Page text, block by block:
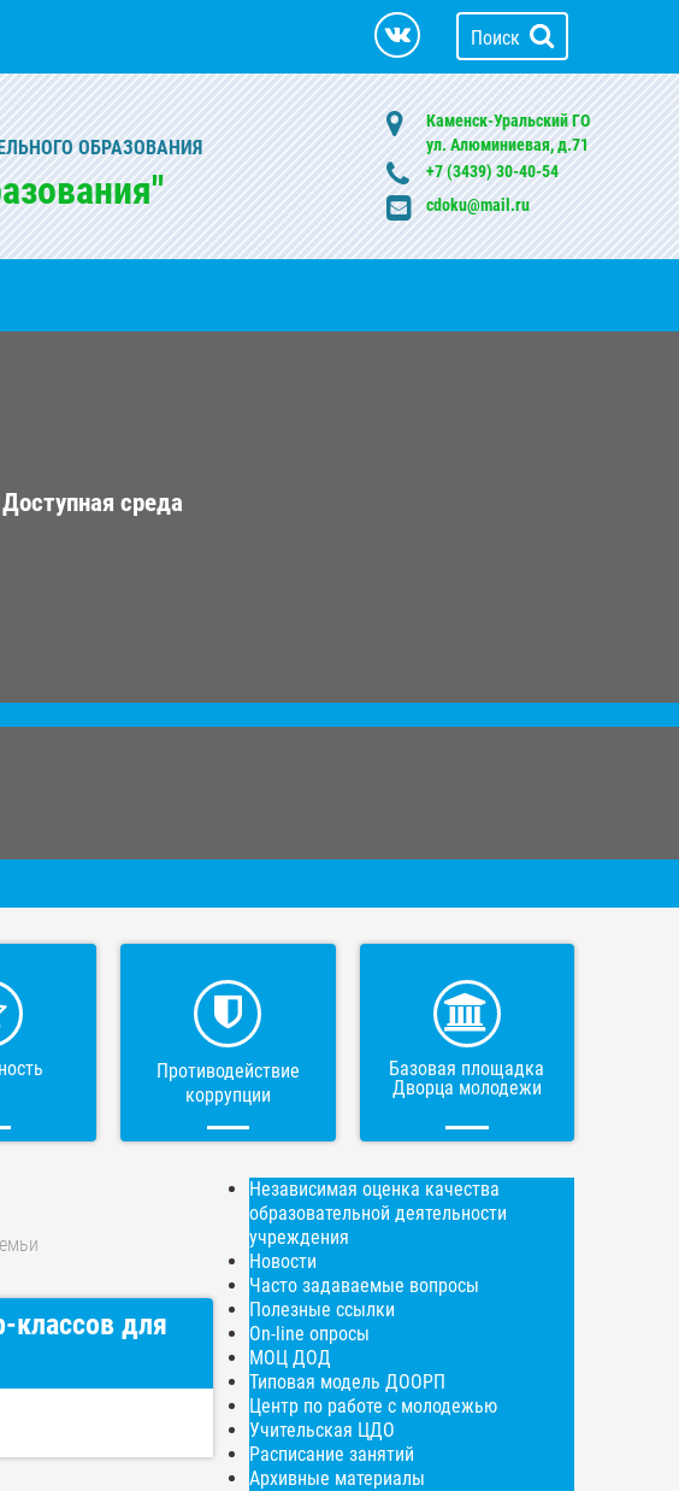
Поиск
ОБРАЗОВАНИЯ
Каменск-Уральский ГО
ул. Алюминиевая, д.71
+7 (3439) 30-40-54
cdoku@mail.ru
среда
Противодействие
коррупции
Базовая площадка
Дворца молодежи
классов для
Независимая оценка качества
образовательной деятельности
учреждения
Новости
Часто задаваемые вопросы
Полезные ссылки
On-line опросы
МОЦ ДОД
Типовая модель ДООРП
Центр по работе с молодежью
Учительская ЦДО
Расписание занятий
Архивные материалы